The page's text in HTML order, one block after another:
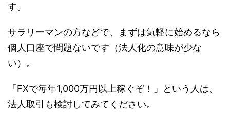
す。
サラリーマンの方などで、まずは気軽に始めるなら
個人口座で問題ないです（法人化の意味が少な
い）。
「FXで毎年1,000万円以上稼ぐぞ！」という人は、
法人取引も検討してみてください。